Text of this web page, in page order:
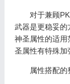
对于兼顾PK
武器是更稳妥
神圣属性的适用
圣属性有特殊加
属性搭配的